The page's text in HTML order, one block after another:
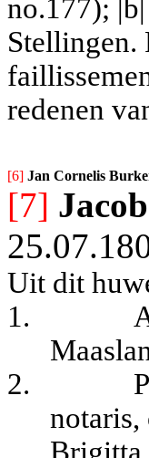
no.177);
Stellingen.
redenen
[6] Jan Cornelis
[7]
Uit dit
1.
2.
notaris,